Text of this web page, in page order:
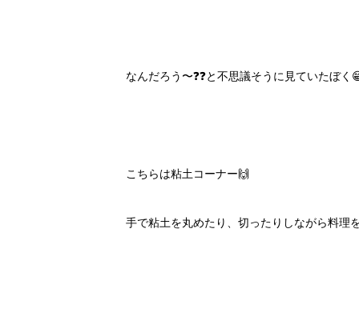
なんだろう〜❓❓と不思議そうに見ていたぼく
こちらは粘土コーナー🙌
手で粘土を丸めたり、切ったりしながら料理